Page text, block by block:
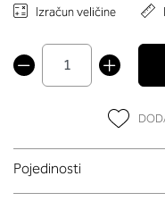
Izračun veličine
Pojedinosti